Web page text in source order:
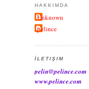
HAKKIMDA
Unknown
pelince
İLETIŞIM
pelin@pelince.com
www.pelince.com